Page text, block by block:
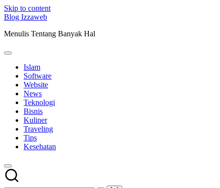
Skip to content
Blog Izzaweb
Menulis Tentang Banyak Hal
Islam
Software
Website
News
Teknologi
Bisnis
Kuliner
Traveling
Tips
Kesehatan